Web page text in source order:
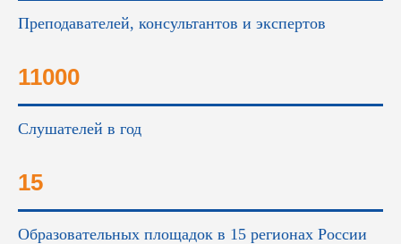
Преподавателей, консультантов и экспертов
11000
Слушателей в год
15
Образовательных площадок в 15 регионах России